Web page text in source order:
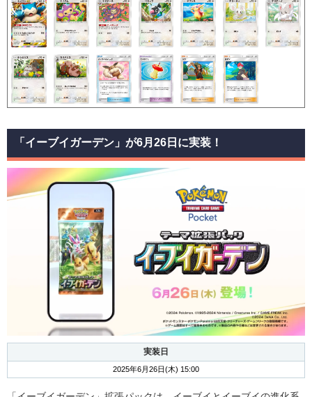
「イーブイガーデン」が6月26日に実装！
実装日
2025年6月26日(木) 15:00